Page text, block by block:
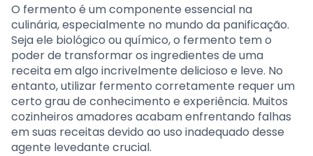
O fermento é um componente essencial na
culinária, especialmente no mundo da panificação.
Seja ele biológico ou químico, o fermento tem o
poder de transformar os ingredientes de uma
receita em algo incrivelmente delicioso e leve. No
entanto, utilizar fermento corretamente requer um
certo grau de conhecimento e experiência. Muitos
cozinheiros amadores acabam enfrentando falhas
em suas receitas devido ao uso inadequado desse
agente levedante crucial.